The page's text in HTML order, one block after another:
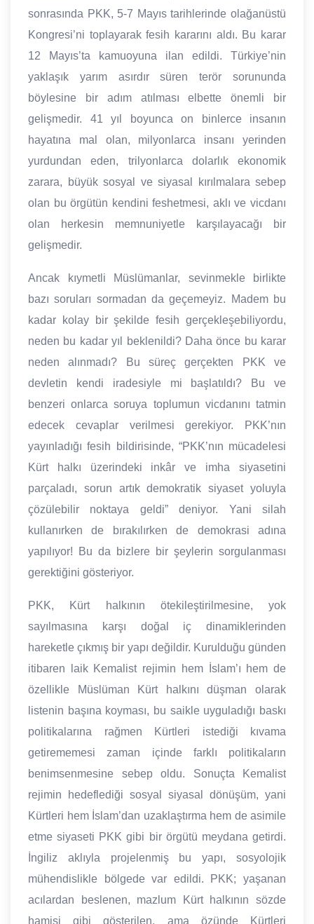
sonrasında PKK, 5-7 Mayıs tarihlerinde olağanüstü
Kongresi’ni toplayarak fesih kararını aldı. Bu karar
12 Mayıs’ta kamuoyuna ilan edildi. Türkiye’nin
yaklaşık yarım asırdır süren terör sorununda
böylesine bir adım atılması elbette önemli bir
gelişmedir. 41 yıl boyunca on binlerce insanın
hayatına mal olan, milyonlarca insanı yerinden
yurdundan eden, trilyonlarca dolarlık ekonomik
zarara, büyük sosyal ve siyasal kırılmalara sebep
olan bu örgütün kendini feshetmesi, aklı ve vicdanı
olan herkesin memnuniyetle karşılayacağı bir
gelişmedir.
Ancak kıymetli Müslümanlar, sevinmekle birlikte
bazı soruları sormadan da geçemeyiz. Madem bu
kadar kolay bir şekilde fesih gerçekleşebiliyordu,
neden bu kadar yıl beklenildi? Daha önce bu karar
neden alınmadı? Bu süreç gerçekten PKK ve
devletin kendi iradesiyle mi başlatıldı? Bu ve
benzeri onlarca soruya toplumun vicdanını tatmin
edecek cevaplar verilmesi gerekiyor. PKK’nın
yayınladığı fesih bildirisinde, “PKK’nın mücadelesi
Kürt halkı üzerindeki inkâr ve imha siyasetini
parçaladı, sorun artık demokratik siyaset yoluyla
çözülebilir noktaya geldi” deniyor. Yani silah
kullanırken de bırakılırken de demokrasi adına
yapılıyor! Bu da bizlere bir şeylerin sorgulanması
gerektiğini gösteriyor.
PKK, Kürt halkının ötekileştirilmesine, yok
sayılmasına karşı doğal iç dinamiklerinden
hareketle çıkmış bir yapı değildir. Kurulduğu günden
itibaren laik Kemalist rejimin hem İslam’ı hem de
özellikle Müslüman Kürt halkını düşman olarak
listenin başına koyması, bu saikle uyguladığı baskı
politikalarına rağmen Kürtleri istediği kıvama
getirememesi zaman içinde farklı politikaların
benimsenmesine sebep oldu. Sonuçta Kemalist
rejimin hedeflediği sosyal siyasal dönüşüm, yani
Kürtleri hem İslam’dan uzaklaştırma hem de asimile
etme siyaseti PKK gibi bir örgütü meydana getirdi.
İngiliz aklıyla projelenmiş bu yapı, sosyolojik
mühendislikle bölgede var edildi. PKK; yaşanan
acılardan beslenen, mazlum Kürt halkının sözde
hamisi gibi gösterilen, ama özünde Kürtleri